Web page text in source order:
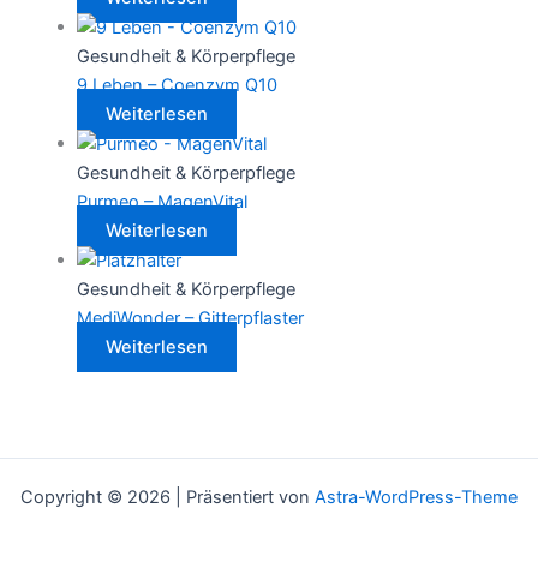
Gesundheit & Körperpflege
9 Leben – Coenzym Q10
Weiterlesen
Gesundheit & Körperpflege
Purmeo – MagenVital
Weiterlesen
Gesundheit & Körperpflege
MediWonder – Gitterpflaster
Weiterlesen
Copyright © 2026 | Präsentiert von Astra-WordPress-Theme